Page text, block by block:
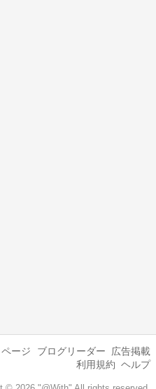
ージ ブログリーダー
広告掲載
利用規約 ヘルプ